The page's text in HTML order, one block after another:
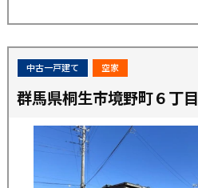
中古一戸建て 空家
群馬県桐生市境野町６丁目